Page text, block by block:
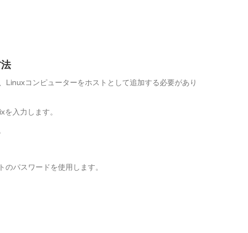
コンピューターをホストとして追加する必要があり
入力します。
パスワードを使用します。